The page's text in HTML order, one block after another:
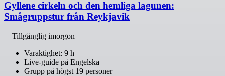
Gyllene cirkeln och den hemliga lagunen:
Smågruppstur från Reykjavik
Tillgänglig imorgon
Varaktighet: 9 h
Live-guide på Engelska
Grupp på högst 19 personer